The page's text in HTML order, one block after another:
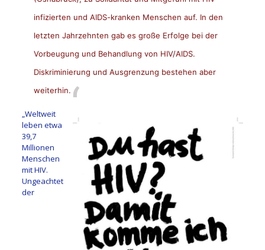
infizierten und AIDS-kranken Menschen auf. In den
letzten Jahrzehnten gab es große Erfolge bei der
Vorbeugung und Behandlung von HIV/AIDS.
Diskriminierung und Ausgrenzung bestehen aber
weiterhin.
„Weltweit
leben etwa
39,7
Millionen
Menschen
mit HIV.
Ungeachtet
der